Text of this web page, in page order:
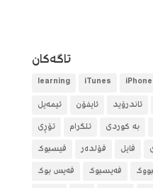
تاگه‌كان
iPhone
iTunes
learning
ئاندرۆید ئایفۆن
ئیمەیل
بە کوردی تلگرام
تۆڕی
فایل فۆلده‌ر
فیسبوک
فەیسبوک
فەیس بوک